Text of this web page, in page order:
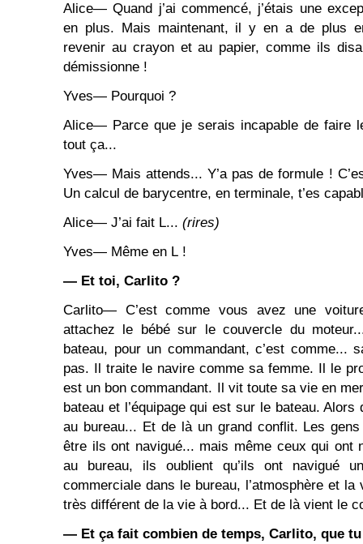
Alice― Quand j’ai commencé, j’étais une
en plus. Mais maintenant, il y en a de plus
revenir au crayon et au papier, comme ils
démissionne !
Yves― Pourquoi ?
Alice― Parce que je serais incapable de faire
tout ça...
Yves― Mais attends... Y’a pas de formule !
Un calcul de barycentre, en terminale, t’es
Alice― J’ai fait L... (rires)
Yves― Même en L !
― Et toi, Carlito ?
Carlito― C’est comme vous avez une
attachez le bébé sur le couvercle du
bateau, pour un commandant, c’est comme...
pas. Il traite le navire comme sa femme. Il le
est un bon commandant. Il vit toute sa vie en
bateau et l’équipage qui est sur le bateau.
au bureau... Et de là un grand conflit. Les
être ils ont navigué... mais même ceux qui ont
au bureau, ils oublient qu’ils ont navigué
commerciale dans le bureau, l’atmosphère et
très différent de la vie à bord... Et de là vient le
― Et ça fait combien de temps, Carlito, que tu